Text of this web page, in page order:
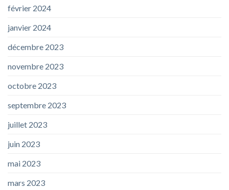
février 2024
janvier 2024
décembre 2023
novembre 2023
octobre 2023
septembre 2023
juillet 2023
juin 2023
mai 2023
mars 2023